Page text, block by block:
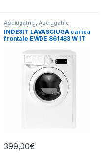
Asciugatrici,Asciugatrici
Standard,Carico Frontale
Indesit, Lavasciuga,Lavatrici,
Libera Installazione, Libera
INDESIT LAVASCIUGA carica
frontale EWDE 861483 W IT
399,00€